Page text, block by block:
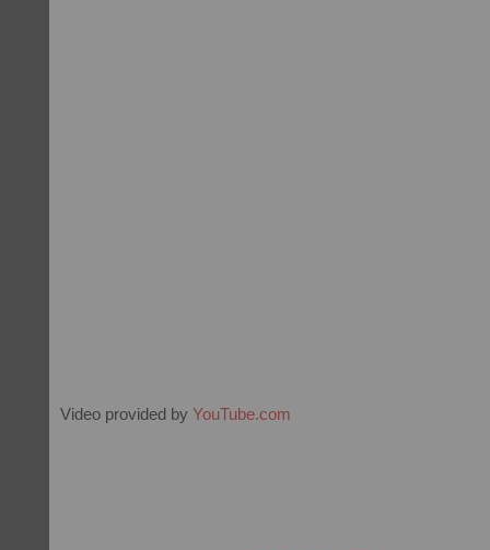
Video provided by YouTube.com